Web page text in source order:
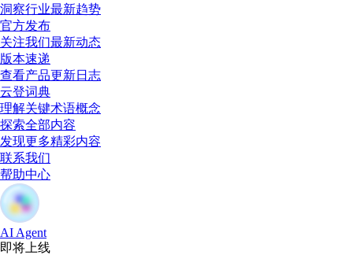
洞察行业最新趋势
官方发布
关注我们最新动态
版本速递
查看产品更新日志
云登词典
理解关键术语概念
探索全部内容
发现更多精彩内容
联系我们
帮助中心
AI Agent
即将上线